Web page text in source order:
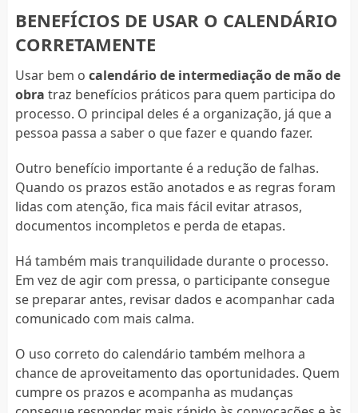
BENEFÍCIOS DE USAR O CALENDÁRIO
CORRETAMENTE
Usar bem o calendário de intermediação de mão de
obra traz benefícios práticos para quem participa do
processo. O principal deles é a organização, já que a
pessoa passa a saber o que fazer e quando fazer.
Outro benefício importante é a redução de falhas.
Quando os prazos estão anotados e as regras foram
lidas com atenção, fica mais fácil evitar atrasos,
documentos incompletos e perda de etapas.
Há também mais tranquilidade durante o processo.
Em vez de agir com pressa, o participante consegue
se preparar antes, revisar dados e acompanhar cada
comunicado com mais calma.
O uso correto do calendário também melhora a
chance de aproveitamento das oportunidades. Quem
cumpre os prazos e acompanha as mudanças